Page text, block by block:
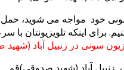
خود مواجه می شوید،
اینکه تلویزیونتان با
سونی در زنبیل آباد